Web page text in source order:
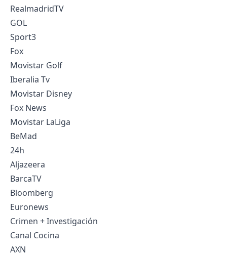
RealmadridTV
GOL
Sport3
Fox
Movistar Golf
Iberalia Tv
Movistar Disney
Fox News
Movistar LaLiga
BeMad
24h
Aljazeera
BarcaTV
Bloomberg
Euronews
Crimen + Investigación
Canal Cocina
AXN